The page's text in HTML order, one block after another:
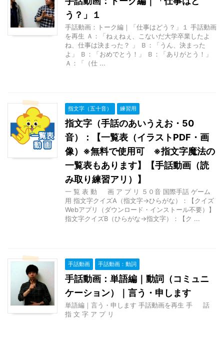
う？」１
手話動画：トーク編｜「仕事はどう？」１ 手話動画
を再生 Ａ：「ねぇねぇ、こないだ大学卒業したよ
ね、仕事は決まった？ 」 Ｂ：「うん、決まった
よ」 Ｂ：「おめでとう！」 Ｂ：「ありがとう！」
Ａ：「（仕 ...
指文字（五十音） 練習用
指文字（手話のあいうえお・50
音）：【一覧表（イラストPDF・画
像）※無料で使用可 ※指文字魔法の
一覧表もあります】【手話動画（読
み取り練習アリ）】
一 覧 表 動 画 ア プ リ ５０音 国際手話 ゲーム
用 指文字クイズA（指文字→ひらがな）：【クイズ
Webアプリ（ダウンロード・インストール不要）】
指文字クイズB（ひらがな→指文字）：【ク ...
手話動画 手話動画：動詞
手話動画：単語編｜動詞（コミュニ
ケーション）｜言う・申します
単語編｜言う・申します 手話動画を再生 手 話
指 文 字 ア プ リ